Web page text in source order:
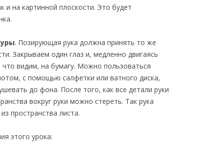
и на картинной плоскости. Это будет
. Позирующая рука должна принять то же
Закрываем один глаз и, медленно двигаясь
видим, на бумагу. Можно пользоваться
с помощью салфетки или ватного диска,
до фона. После того, как все детали руки
вокруг руки можно стереть. Так рука
пространства листа.
этого урока: